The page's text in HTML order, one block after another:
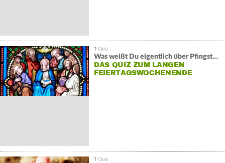
Was weißt Du eigentlich über Pfingsten?
DAS QUIZ ZUM LANGEN
FEIERTAGSWOCHENENDE